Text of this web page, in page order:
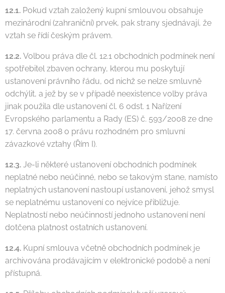
12.1. Pokud vztah založený kupní smlouvou obsahuje
mezinárodní (zahraniční) prvek, pak strany sjednávají, že
vztah se řídí českým právem.
12.2. Volbou práva dle čl. 12.1 obchodních podmínek není
spotřebitel zbaven ochrany, kterou mu poskytují
ustanovení právního řádu, od nichž se nelze smluvně
odchýlit, a jež by se v případě neexistence volby práva
jinak použila dle ustanovení čl. 6 odst. 1 Nařízení
Evropského parlamentu a Rady (ES) č. 593/2008 ze dne
17. června 2008 o právu rozhodném pro smluvní
závazkové vztahy (Řím I).
12.3. Je-li některé ustanovení obchodních podmínek
neplatné nebo neúčinné, nebo se takovým stane, namísto
neplatných ustanovení nastoupí ustanovení, jehož smysl
se neplatnému ustanovení co nejvíce přibližuje.
Neplatností nebo neúčinností jednoho ustanovení není
dotčena platnost ostatních ustanovení.
12.4. Kupní smlouva včetně obchodních podmínek je
archivována prodávajícím v elektronické podobě a není
přístupná.